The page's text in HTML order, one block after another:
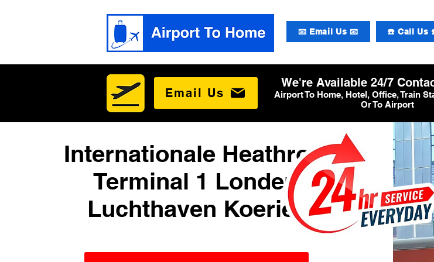
📧 Email Us 📧 ☎️ Call Us
Email Us
We're Available 24/7
Airport To Home, Hotel, Office, Train
Or To Airport
Internationale Heathrow
Terminal 1 Londen
Luchthaven Koerier